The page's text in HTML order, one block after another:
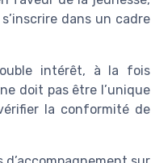
dans un cadre
intérêt, à la fois
doit pas être l’unique
la conformité de